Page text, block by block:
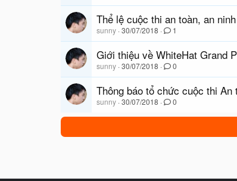
Thể lệ cuộc thi an toàn, an
sunny 30/07/2018 1
Giới thiệu về WhiteHat Grand
sunny 30/07/2018 0
Thông báo tổ chức cuộc thi
sunny 30/07/2018 0